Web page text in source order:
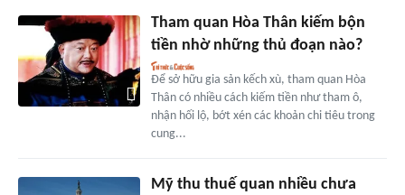
Tham quan Hòa Thân kiếm bộn
tiền nhờ những thủ đoạn nào?
Để sở hữu gia sản kếch xù, tham quan Hòa
Thân có nhiều cách kiếm tiền như tham ô,
nhận hối lộ, bớt xén các khoản chi tiêu trong
cung...
Mỹ thu thuế quan nhiều chưa